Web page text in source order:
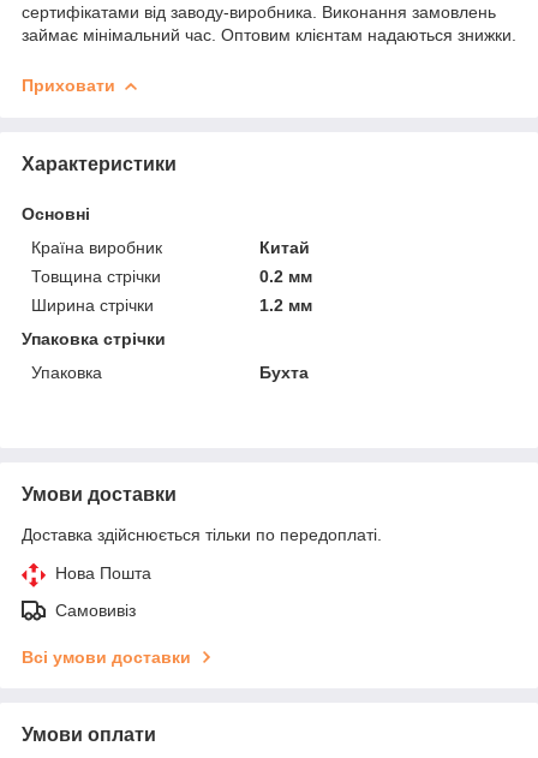
сертифікатами від заводу-виробника. Виконання замовлень
займає мінімальний час. Оптовим клієнтам надаються знижки.
Приховати
Характеристики
Основні
Країна виробник
Китай
Товщина стрічки
0.2 мм
Ширина стрічки
1.2 мм
Упаковка стрічки
Упаковка
Бухта
Умови доставки
Доставка здійснюється тільки по передоплаті.
Нова Пошта
Самовивіз
Всі умови доставки
Умови оплати